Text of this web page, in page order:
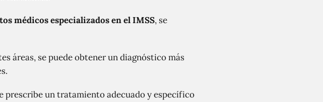
médicos especializados en el IMSS, se
áreas, se puede obtener un diagnóstico más
prescribe un tratamiento adecuado y específico